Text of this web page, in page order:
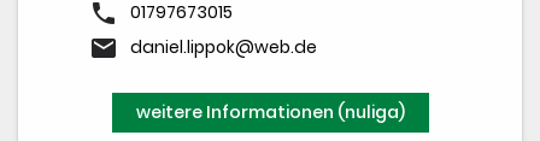
phone 01797673015
email daniel.lippok@web.de
weitere Informationen (nuliga)